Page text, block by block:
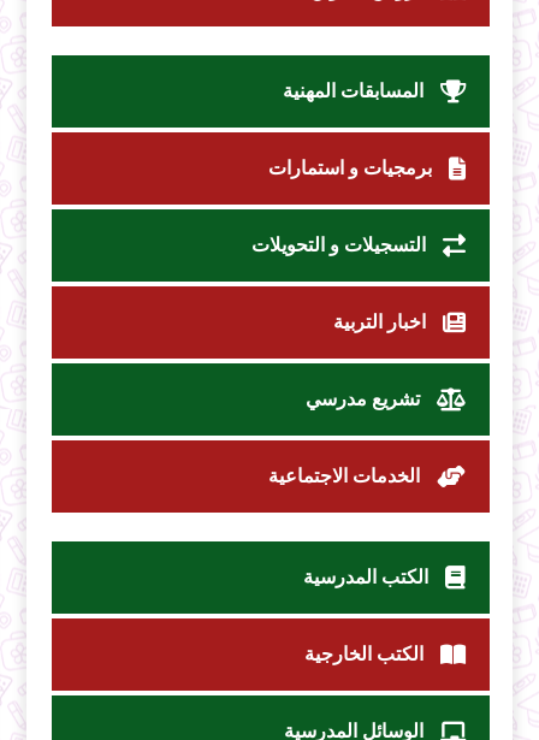
المسابقات المهنية
برمجيات و استمارات
التسجيلات و التحويلات
اخبار التربية
تشريع مدرسي
الخدمات الاجتماعية
الكتب المدرسية
الكتب الخارجية
الوسائل المدرسية